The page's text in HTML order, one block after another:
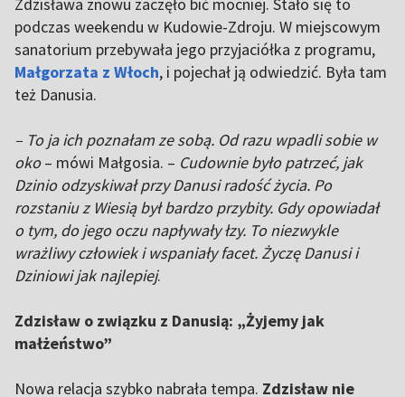
Zdzisława znowu zaczęło bić mocniej. Stało się to
podczas weekendu w Kudowie-Zdroju. W miejscowym
sanatorium przebywała jego przyjaciółka z programu,
Małgorzata z Włoch, i pojechał ją odwiedzić. Była tam
też Danusia.
– To ja ich poznałam ze sobą. Od razu wpadli sobie w
oko– mówi Małgosia. – Cudownie było patrzeć, jak
Dzinio odzyskiwał przy Danusi radość życia. Po
rozstaniu z Wiesią był bardzo przybity. Gdy opowiadał
o tym, do jego oczu napływały łzy. To niezwykle
wrażliwy człowiek i wspaniały facet. Życzę Danusi i
Dziniowi jak najlepiej.
Zdzisław o związku z Danusią: „Żyjemy jak
małżeństwo”
Nowa relacja szybko nabrała tempa. Zdzisław nie